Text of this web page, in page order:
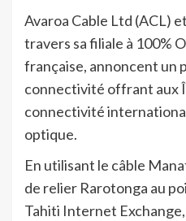
Avaroa Cable Ltd (ACL)
travers sa filiale à 100%
française, annoncent un
connectivité offrant aux
connectivité
optique.
En utilisant le câble
de relier Rarotonga au
Tahiti Internet